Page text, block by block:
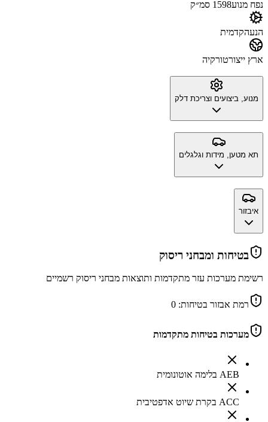
נפח מנוע1598 סמ״ק
הנעהקדמית
ארץ ייצורטורקיה
מנוע, ביצועים וצריכת דלק
תא מטען, מידות וגלגלים
איבזור
בטיחות ומבחני ריסוק
רשימת מערכות עזר מתקדמות ותוצאות מבחני ריסוק רשמיים
רמת אבזור בטיחות: 0
מערכות בטיחות מתקדמות
AEB בלימה אוטונומית
ACC בקרת שיוט אדפטיבית